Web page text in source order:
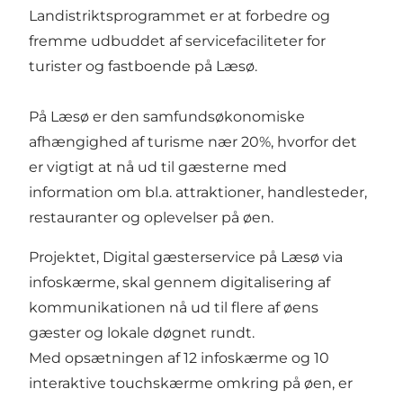
Landistriktsprogrammet er at forbedre og
fremme udbuddet af servicefaciliteter for
turister og fastboende på Læsø.
På Læsø er den samfundsøkonomiske
afhængighed af turisme nær 20%, hvorfor det
er vigtigt at nå ud til gæsterne med
information om bl.a. attraktioner, handlesteder,
restauranter og oplevelser på øen.
Projektet, Digital gæsterservice på Læsø via
infoskærme, skal gennem digitalisering af
kommunikationen nå ud til flere af øens
gæster og lokale døgnet rundt.
Med opsætningen af 12 infoskærme og 10
interaktive touchskærme omkring på øen, er